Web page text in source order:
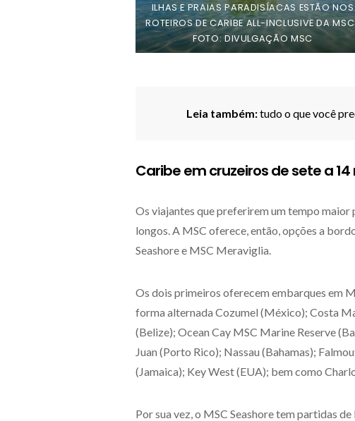
ILHAS E PRAIAS PARADISÍACAS ESTÃO NOS
ROTEIROS DE CARIBE ALL-INCLUSIVE DA
FOTO: DIVULGAÇÃO MSC
Leia também:tudo o que você
Caribe em cruzeiros de sete a
Os viajantes que preferirem um tempo
longos. A MSC oferece, então, opções a
Seashore e MSC Meraviglia.
Os dois primeiros oferecem embarques em
forma alternada Cozumel (México); Costa
(Belize); Ocean Cay MSC Marine Reserve
Juan (Porto Rico); Nassau (Bahamas);
(Jamaica); Key West (EUA); bem como
Por sua vez, o MSC Seashore tem partidas